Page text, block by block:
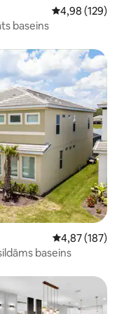
Vidējais
4,98 (129)
baseins
Vidējais
4,87 (187)
baseins